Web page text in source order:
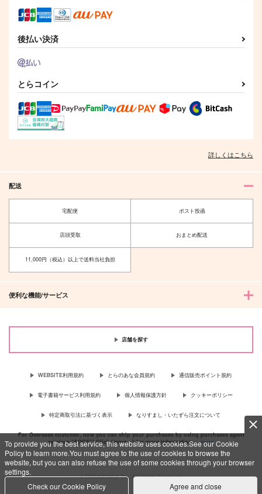
To provide you the best service, this website uses cookies.See our Cookie
Policy to learn more.You must agree to the use of cookies to browse the
website, but you can also refuse the use of some cookies through your browser
settings.
Check our Cookie Policy
Agree and close
後払い決済
とらコイン
詳しくはこちら
配送
宅配便 ポスト投函
店頭受取 おまとめ配送
11,000円（税込）以上で送料当社負担
便利な機能/サービス
店舗を探す
WEBSITE利用規約 とらのあな会員規約 通信販売ポイント規約
電子書籍サービス利用規約 個人情報保護方針 クッキーポリシー
特定商取引法に基づく表示 なりすまし・いたずら注文について
For Overseas customer, now you can ship your purchases by using purchases agent
services “AOCS”! Click {more…} for more information …more
c TORANOANA Inc, All Rights Reserved.